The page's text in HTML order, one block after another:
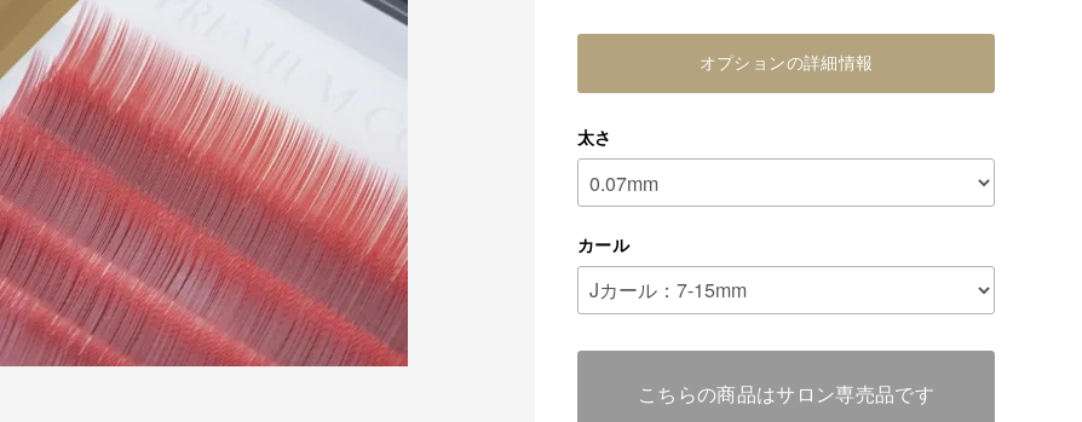
オプションの詳細情報
太さ
カール
こちらの商品はサロン専売品です